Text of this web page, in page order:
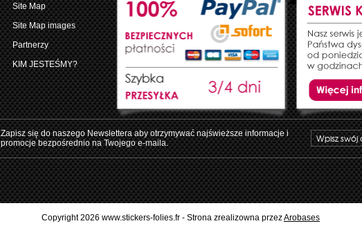
Site Map
Site Map images
Partnerzy
KIM JESTEŚMY?
Zapisz się do naszego Newslettera aby otrzymywać najświeższe informacje i
promocje bezpośrednio na Twojego e-maila.
Copyright 2026 www.stickers-folies.fr - Strona zrealizowna przezArobases